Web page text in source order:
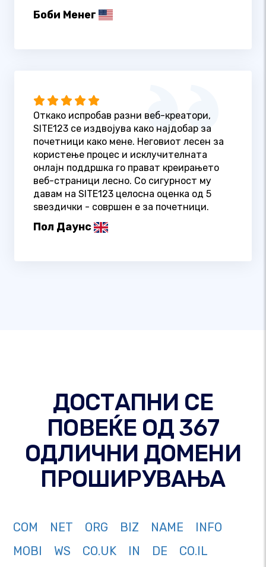
Боби Менег
Откако испробав разни веб-креатори,
SITE123 се издвојува како најдобар за
почетници како мене. Неговиот лесен за
користење процес и исклучителната
онлајн поддршка го прават креирањето
веб-страници лесно. Со сигурност му
давам на SITE123 целосна оценка од 5
ѕвездички - совршен е за почетници.
Пол Даунс
ДОСТАПНИ СЕ
ПОВЕЌЕ ОД 367
ОДЛИЧНИ ДОМЕНИ
ПРОШИРУВАЊА
COM NET ORG BIZ NAME
INFO
MOBI
WS CO.UK IN DE
CO.IL